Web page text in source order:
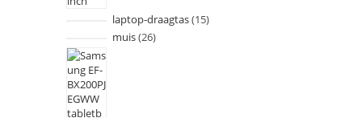
laptop-draagtas 15
muis 26